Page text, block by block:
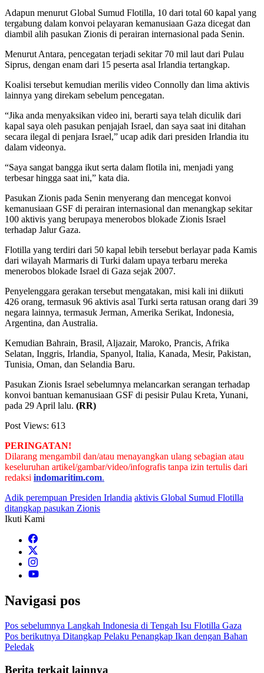
Adapun menurut Global Sumud Flotilla, 10 dari total 60 kapal yang
tergabung dalam konvoi pelayaran kemanusiaan Gaza dicegat dan
diambil alih pasukan Zionis di perairan internasional pada Senin.
Menurut Antara, pencegatan terjadi sekitar 70 mil laut dari Pulau
Siprus, dengan enam dari 15 peserta asal Irlandia tertangkap.
Koalisi tersebut kemudian merilis video Connolly dan lima aktivis
lainnya yang direkam sebelum pencegatan.
“Jika anda menyaksikan video ini, berarti saya telah diculik dari
kapal saya oleh pasukan penjajah Israel, dan saya saat ini ditahan
secara ilegal di penjara Israel,” ucap adik dari presiden Irlandia itu
dalam videonya.
“Saya sangat bangga ikut serta dalam flotila ini, menjadi yang
terbesar hingga saat ini,” kata dia.
Pasukan Zionis pada Senin menyerang dan mencegat konvoi
kemanusiaan GSF di perairan internasional dan menangkap sekitar
100 aktivis yang berupaya menerobos blokade Zionis Israel
terhadap Jalur Gaza.
Flotilla yang terdiri dari 50 kapal lebih tersebut berlayar pada Kamis
dari wilayah Marmaris di Turki dalam upaya terbaru mereka
menerobos blokade Israel di Gaza sejak 2007.
Penyelenggara gerakan tersebut mengatakan, misi kali ini diikuti
426 orang, termasuk 96 aktivis asal Turki serta ratusan orang dari 39
negara lainnya, termasuk Jerman, Amerika Serikat, Indonesia,
Argentina, dan Australia.
Kemudian Bahrain, Brasil, Aljazair, Maroko, Prancis, Afrika
Selatan, Inggris, Irlandia, Spanyol, Italia, Kanada, Mesir, Pakistan,
Tunisia, Oman, dan Selandia Baru.
Pasukan Zionis Israel sebelumnya melancarkan serangan terhadap
konvoi bantuan kemanusiaan GSF di pesisir Pulau Kreta, Yunani,
pada 29 April lalu. (RR)
Post Views: 613
PERINGATAN!
Dilarang mengambil dan/atau menayangkan ulang sebagian atau
keseluruhan artikel/gambar/video/infografis tanpa izin tertulis dari
redaksi indomaritim.com.
Adik perempuan Presiden Irlandia aktivis Global Sumud Flotilla
ditangkap pasukan Zionis
Ikuti Kami
Navigasi pos
Pos sebelumnya Langkah Indonesia di Tengah Isu Flotilla Gaza
Pos berikutnya Ditangkap Pelaku Penangkap Ikan dengan Bahan
Peledak
Berita terkait lainnya